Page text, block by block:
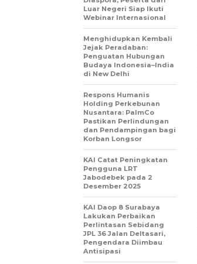
Luar Negeri Siap Ikuti
Webinar Internasional
Menghidupkan Kembali
Jejak Peradaban:
Penguatan Hubungan
Budaya Indonesia–India
di New Delhi
Respons Humanis
Holding Perkebunan
Nusantara: PalmCo
Pastikan Perlindungan
dan Pendampingan bagi
Korban Longsor
KAI Catat Peningkatan
Pengguna LRT
Jabodebek pada 2
Desember 2025
KAI Daop 8 Surabaya
Lakukan Perbaikan
Perlintasan Sebidang
JPL 36 Jalan Deltasari,
Pengendara Diimbau
Antisipasi